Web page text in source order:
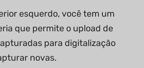
esquerdo, você tem um
que permite o upload de
para digitalização
novas.